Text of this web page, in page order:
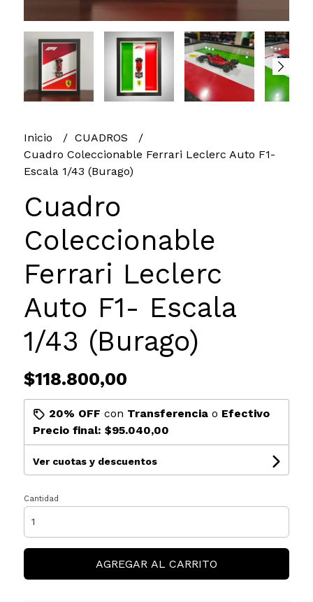
Inicio
CUADROS
Cuadro Coleccionable Ferrari Leclerc Auto F1-
Escala 1/43 (Burago)
Cuadro
Coleccionable
Ferrari Leclerc
Auto F1- Escala
1/43 (Burago)
$118.800,00
20% OFF con Transferenciao Efectivo
Precio final: $95.040,00
Ver cuotas y descuentos
Cantidad
AGREGAR AL CARRITO